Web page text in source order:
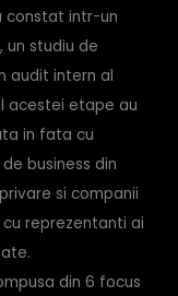
constat intr-un
un studiu de
audit intern al
acestei etape au
in fata cu
business din
si companii
reprezentanti ai
din 6 focus